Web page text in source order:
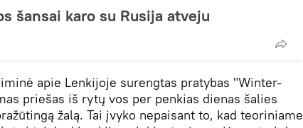
šansai karo su Rusija atveju
apie Lenkijoje surengtas pratybas "Winter-
priešas iš rytų vos per penkias dienas šalies
žalą. Tai įvyko nepaisant to, kad teoriniame